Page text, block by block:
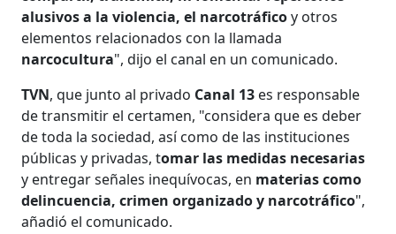
alusivos a la violencia, el narcotráficoy otros
elementos relacionados con la llamada
narcocultura", dijo el canal en un comunicado.
TVN, que junto al privado Canal 13 es responsable
de transmitir el certamen, "considera que es deber
de toda la sociedad, así como de las instituciones
públicas y privadas, tomar las medidas necesarias
y entregar señales inequívocas, en materias como
delincuencia, crimen organizado y narcotráfico",
añadió el comunicado.